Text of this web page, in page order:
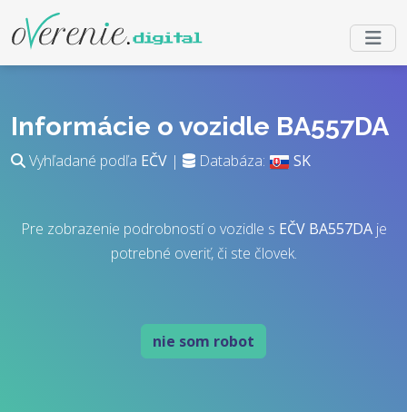
Informácie o vozidle BA557DA
Vyhľadané podľa EČV | Databáza: SK
Pre zobrazenie podrobností o vozidle s EČV BA557DAje
potrebné overiť, či ste človek.
nie som robot